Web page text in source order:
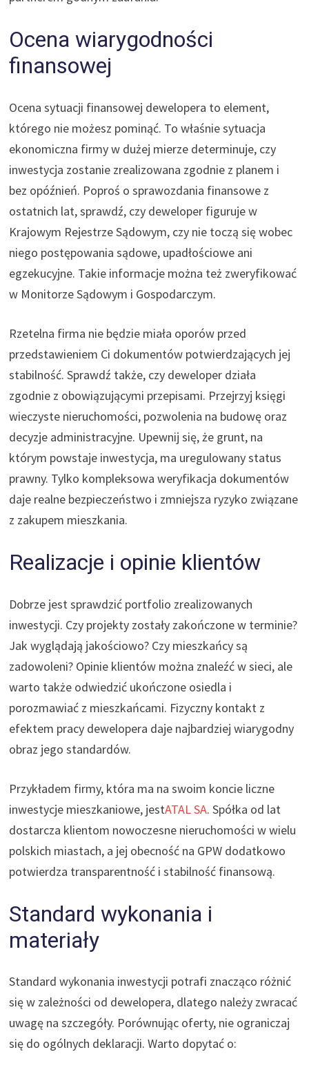
Ocena wiarygodności
finansowej
Ocena sytuacji finansowej dewelopera to element,
którego nie możesz pominąć. To właśnie sytuacja
ekonomiczna firmy w dużej mierze determinuje, czy
inwestycja zostanie zrealizowana zgodnie z planem i
bez opóźnień. Poproś o sprawozdania finansowe z
ostatnich lat, sprawdź, czy deweloper figuruje w
Krajowym Rejestrze Sądowym, czy nie toczą się wobec
niego postępowania sądowe, upadłościowe ani
egzekucyjne. Takie informacje można też zweryfikować
w Monitorze Sądowym i Gospodarczym.
Rzetelna firma nie będzie miała oporów przed
przedstawieniem Ci dokumentów potwierdzających jej
stabilność. Sprawdź także, czy deweloper działa
zgodnie z obowiązującymi przepisami. Przejrzyj księgi
wieczyste nieruchomości, pozwolenia na budowę oraz
decyzje administracyjne. Upewnij się, że grunt, na
którym powstaje inwestycja, ma uregulowany status
prawny. Tylko kompleksowa weryfikacja dokumentów
daje realne bezpieczeństwo i zmniejsza ryzyko związane
z zakupem mieszkania.
Realizacje i opinie klientów
Dobrze jest sprawdzić portfolio zrealizowanych
inwestycji. Czy projekty zostały zakończone w terminie?
Jak wyglądają jakościowo? Czy mieszkańcy są
zadowoleni? Opinie klientów można znaleźć w sieci, ale
warto także odwiedzić ukończone osiedla i
porozmawiać z mieszkańcami. Fizyczny kontakt z
efektem pracy dewelopera daje najbardziej wiarygodny
obraz jego standardów.
Przykładem firmy, która ma na swoim koncie liczne
inwestycje mieszkaniowe, jestATAL SA. Spółka od lat
dostarcza klientom nowoczesne nieruchomości w wielu
polskich miastach, a jej obecność na GPW dodatkowo
potwierdza transparentność i stabilność finansową.
Standard wykonania i
materiały
Standard wykonania inwestycji potrafi znacząco różnić
się w zależności od dewelopera, dlatego należy zwracać
uwagę na szczegóły. Porównując oferty, nie ograniczaj
się do ogólnych deklaracji. Warto dopytać o: